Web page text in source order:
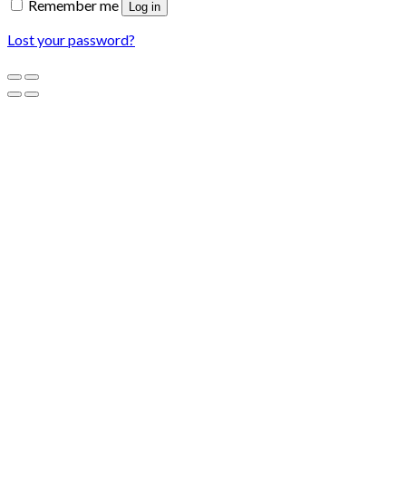
Remember me
Log in
Lost your password?